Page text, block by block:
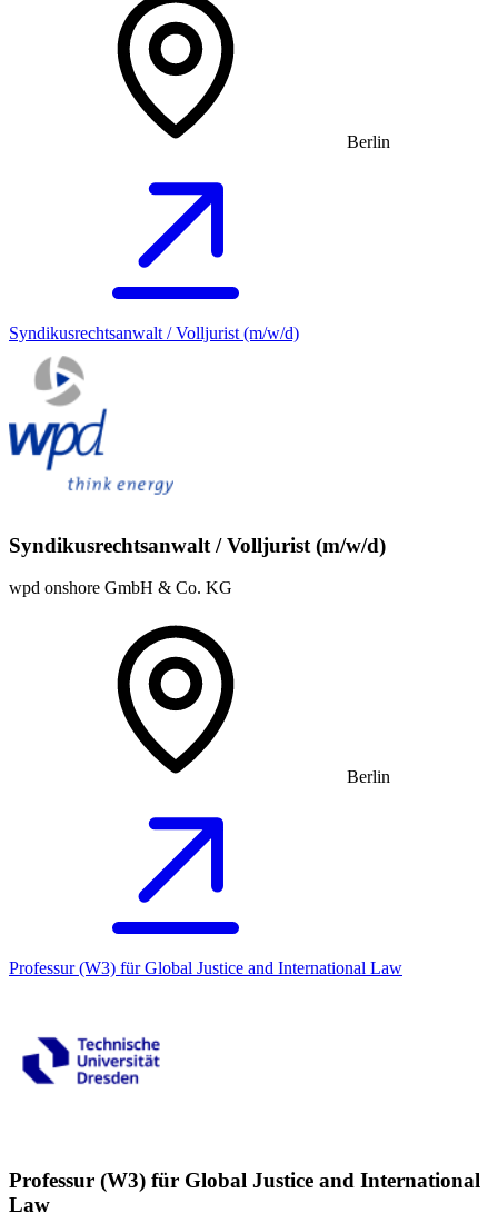
Berlin
Syndikusrechtsanwalt / Volljurist (m/w/d)
Syndikusrechtsanwalt / Volljurist (m/w/d)
wpd onshore GmbH & Co. KG
Berlin
Professur (W3) für Global Justice and International Law
Professur (W3) für Global Justice and International
Law